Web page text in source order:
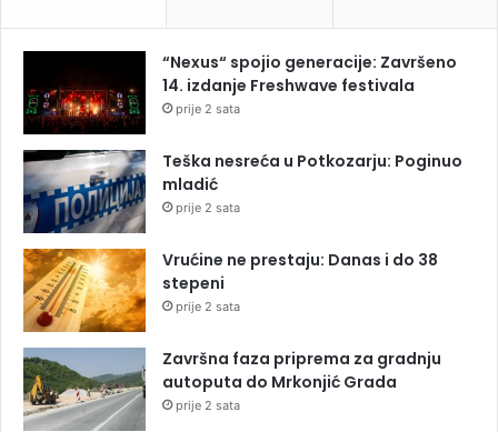
“Nexus“ spojio generacije: Završeno
14. izdanje Freshwave festivala
prije 2 sata
Teška nesreća u Potkozarju: Poginuo
mladić
prije 2 sata
Vrućine ne prestaju: Danas i do 38
stepeni
prije 2 sata
Završna faza priprema za gradnju
autoputa do Mrkonjić Grada
prije 2 sata